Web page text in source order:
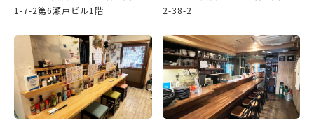
1-7-2第6瀬戸ビル1階
2-38-2